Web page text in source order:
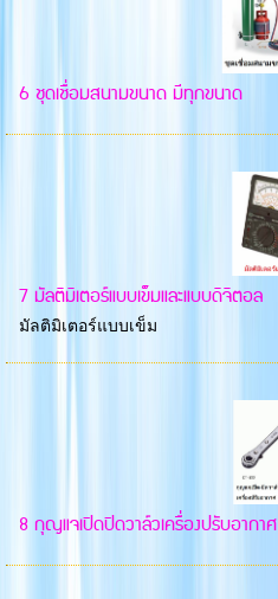
6 ชุดเชื่อมสนามขนาด มีทุกขนาด
7 มัลติมิเตอร์แบบเข็มและแบบดิจิตอล
มัลติมิเตอร์แบบเข็ม
8 กุญแจเปิดปิดวาล์วเครื่องปรับอากาศ